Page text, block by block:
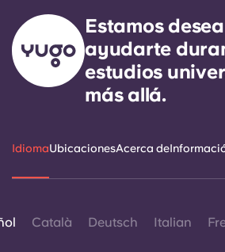
Estamos
ayudarte
estudios
más allá.
IdiomaUbicacionesAcerca de
Català Deutsch Italian